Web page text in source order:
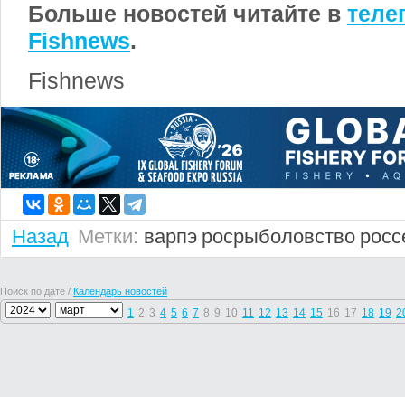
Больше новостей читайте в
Fishnews.
Fishnews
Назад Метки: варпэ росрыболовство
Поиск по дате / Календарь новостей
1 2 3 4 5 6 7 8 9 10 11 12 13 14 15 16 17 18 19